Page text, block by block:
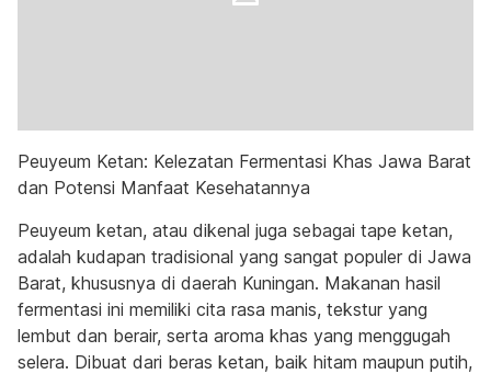
Peuyeum Ketan: Kelezatan Fermentasi Khas Jawa Barat
dan Potensi Manfaat Kesehatannya
Peuyeum ketan, atau dikenal juga sebagai tape ketan,
adalah kudapan tradisional yang sangat populer di Jawa
Barat, khususnya di daerah Kuningan. Makanan hasil
fermentasi ini memiliki cita rasa manis, tekstur yang
lembut dan berair, serta aroma khas yang menggugah
selera. Dibuat dari beras ketan, baik hitam maupun putih,